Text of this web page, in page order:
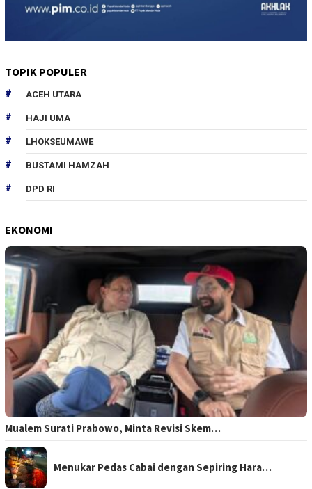
TOPIK POPULER
ACEH UTARA
HAJI UMA
LHOKSEUMAWE
BUSTAMI HAMZAH
DPD RI
EKONOMI
Mualem Surati Prabowo, Minta Revisi Skem…
Menukar Pedas Cabai dengan Sepiring Hara…